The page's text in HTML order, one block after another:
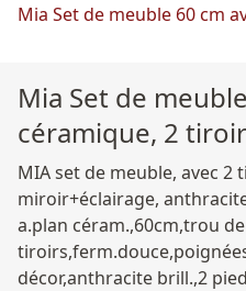
Mia Set de meuble 60 cm
Mia Set de
céramique, 2
MIA set de meuble, avec 2
miroir+éclairage,
a.plan céram.,60cm,trou
décor,anthracite brill.,2